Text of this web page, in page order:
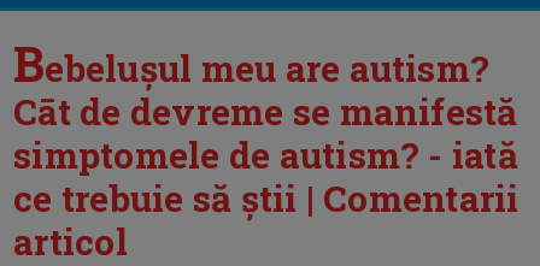
Bebelușul meu are autism?
Cāt de devreme se manifestă
simptomele de autism? - iată
ce trebuie să știi | Comentarii
articol